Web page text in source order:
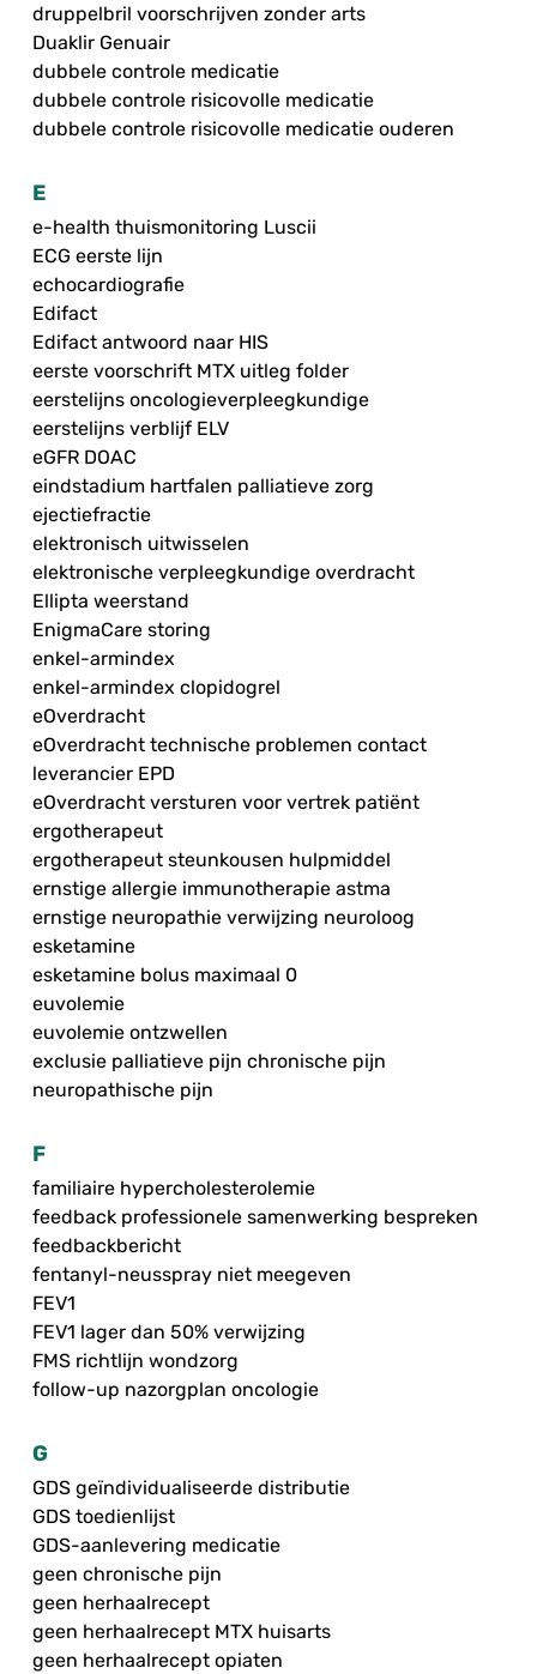
druppelbril voorschrijven zonder arts
Duaklir Genuair
dubbele controle medicatie
dubbele controle risicovolle medicatie
dubbele controle risicovolle medicatie ouderen
E
e-health thuismonitoring Luscii
ECG eerste lijn
echocardiografie
Edifact
Edifact antwoord naar HIS
eerste voorschrift MTX uitleg folder
eerstelijns oncologieverpleegkundige
eerstelijns verblijf ELV
eGFR DOAC
eindstadium hartfalen palliatieve zorg
ejectiefractie
elektronisch uitwisselen
elektronische verpleegkundige overdracht
Ellipta weerstand
EnigmaCare storing
enkel-armindex
enkel-armindex clopidogrel
eOverdracht
eOverdracht technische problemen contact
leverancier EPD
eOverdracht versturen voor vertrek patiënt
ergotherapeut
ergotherapeut steunkousen hulpmiddel
ernstige allergie immunotherapie astma
ernstige neuropathie verwijzing neuroloog
esketamine
esketamine bolus maximaal 0
euvolemie
euvolemie ontzwellen
exclusie palliatieve pijn chronische pijn
neuropathische pijn
F
familiaire hypercholesterolemie
feedback professionele samenwerking bespreken
feedbackbericht
fentanyl-neusspray niet meegeven
FEV1
FEV1 lager dan 50% verwijzing
FMS richtlijn wondzorg
follow-up nazorgplan oncologie
G
GDS geïndividualiseerde distributie
GDS toedienlijst
GDS-aanlevering medicatie
geen chronische pijn
geen herhaalrecept
geen herhaalrecept MTX huisarts
geen herhaalrecept opiaten